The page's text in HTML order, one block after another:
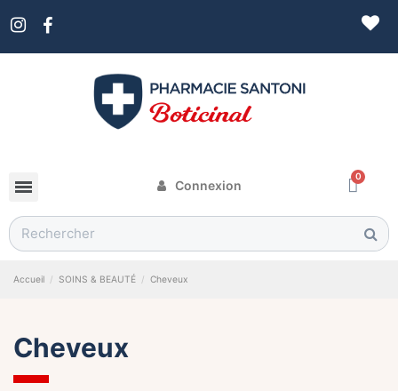
Connexion
Accueil SOINS & BEAUTÉ Cheveux
Cheveux